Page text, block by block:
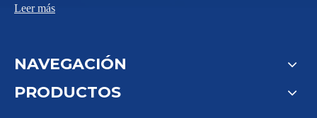
Leer más
NAVEGACIÓN
PRODUCTOS